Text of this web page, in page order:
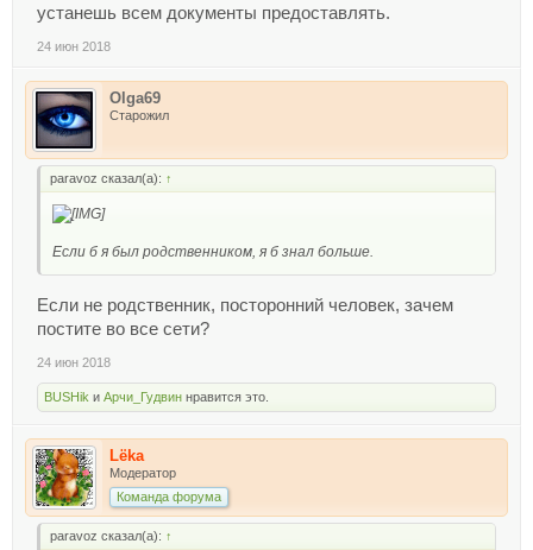
устанешь всем документы предоставлять.
24 июн 2018
Olga69
Старожил
paravoz сказал(а): ↑
Если б я был родственником, я б знал больше.
Если не родственник, посторонний человек, зачем
постите во все сети?
24 июн 2018
BUSHik и Арчи_Гудвин нравится это.
Lёka
Модератор
Команда форума
paravoz сказал(а): ↑